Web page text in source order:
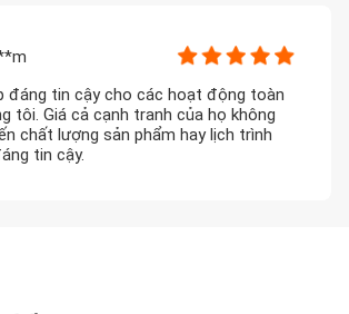
đáng tin cậy cho các hoạt động toàn
tôi. Giá cả cạnh tranh của họ không
chất lượng sản phẩm hay lịch trình
tin cậy.